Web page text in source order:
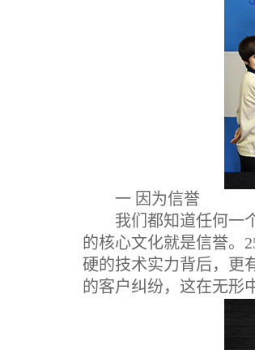
一 因为信誉
我们都知道任何一个
的核心文化就是信誉。
硬的技术实力背后，更
的客户纠纷，这在无形